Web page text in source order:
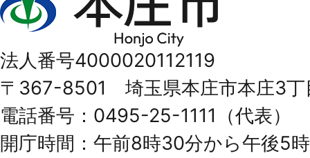
庄
Honjo
City
法人番号4000020112119
〒367-8501 埼玉県本庄市本庄3丁
電話番号：0495-25-1111（代表）
開庁時間：午前8時30分から午後5